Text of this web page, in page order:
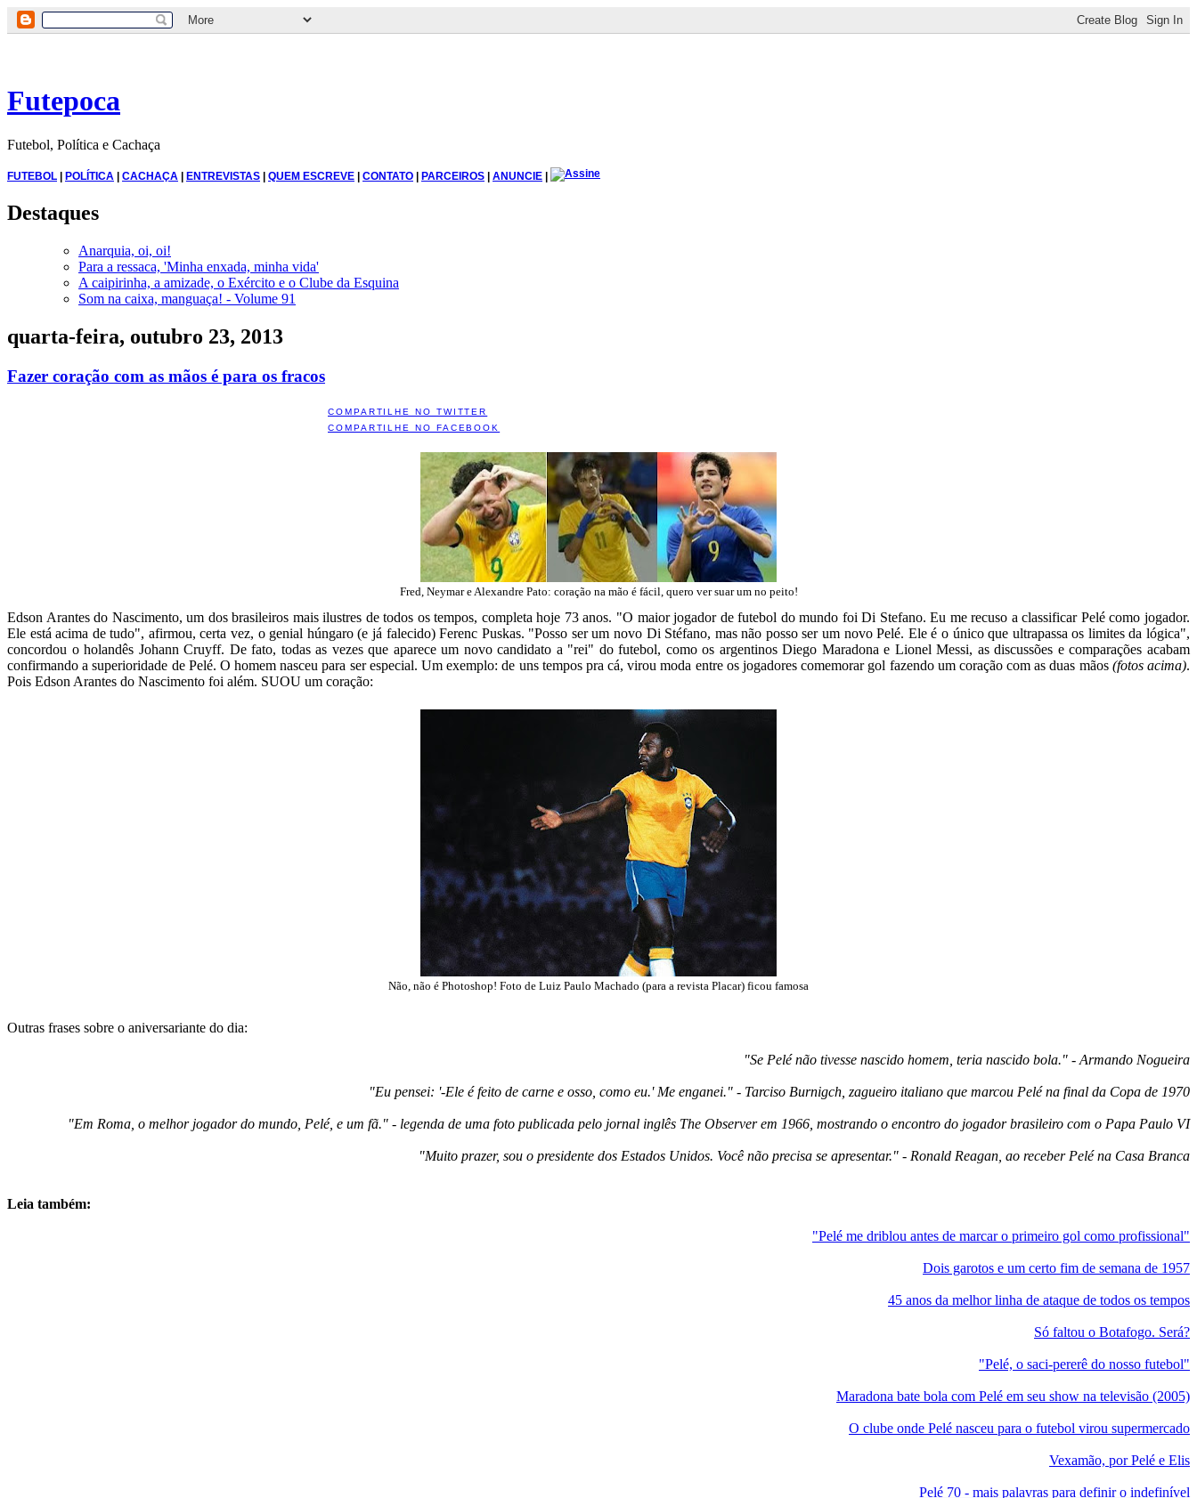
Futepoca
Futebol, Política e Cachaça
FUTEBOL | POLÍTICA | CACHAÇA | ENTREVISTAS | QUEM ESCREVE | CONTATO | PARCEIROS | ANUNCIE |
Destaques
Anarquia, oi, oi!
Para a ressaca, 'Minha enxada, minha vida'
A caipirinha, a amizade, o Exército e o Clube da Esquina
Som na caixa, manguaça! - Volume 91
quarta-feira, outubro 23, 2013
Fazer coração com as mãos é para os fracos
COMPARTILHE NO TWITTER
COMPARTILHE NO FACEBOOK
Fred, Neymar e Alexandre Pato: coração na mão é fácil, quero ver suar um no peito!
Edson Arantes do Nascimento, um dos brasileiros mais ilustres de todos os tempos, completa hoje 73 anos. "O maior jogador de futebol do mundo foi Di Stefano. Eu me recuso a classificar Pelé como jogador.
Ele está acima de tudo", afirmou, certa vez, o genial húngaro (e já falecido) Ferenc Puskas. "Posso ser um novo Di Stéfano, mas não posso ser um novo Pelé. Ele é o único que ultrapassa os limites da lógica",
concordou o holandês Johann Cruyff. De fato, todas as vezes que aparece um novo candidato a "rei" do futebol, como os argentinos Diego Maradona e Lionel Messi, as discussões e comparações acabam
confirmando a superioridade de Pelé. O homem nasceu para ser especial. Um exemplo: de uns tempos pra cá, virou moda entre os jogadores comemorar gol fazendo um coração com as duas mãos (fotos acima).
Pois Edson Arantes do Nascimento foi além. SUOU um coração:
Não, não é Photoshop! Foto de Luiz Paulo Machado (para a revista Placar) ficou famosa
Outras frases sobre o aniversariante do dia:
"Se Pelé não tivesse nascido homem, teria nascido bola." - Armando Nogueira
"Eu pensei: '-Ele é feito de carne e osso, como eu.' Me enganei." - Tarciso Burnigch, zagueiro italiano que marcou Pelé na final da Copa de 1970
"Em Roma, o melhor jogador do mundo, Pelé, e um fã." - legenda de uma foto publicada pelo jornal inglês The Observer em 1966, mostrando o encontro do jogador brasileiro com o Papa Paulo VI
"Muito prazer, sou o presidente dos Estados Unidos. Você não precisa se apresentar." - Ronald Reagan, ao receber Pelé na Casa Branca
Leia também:
"Pelé me driblou antes de marcar o primeiro gol como profissional"
Dois garotos e um certo fim de semana de 1957
45 anos da melhor linha de ataque de todos os tempos
Só faltou o Botafogo. Será?
"Pelé, o saci-pererê do nosso futebol"
Maradona bate bola com Pelé em seu show na televisão (2005)
O clube onde Pelé nasceu para o futebol virou supermercado
Vexamão, por Pelé e Elis
Pelé 70 - mais palavras para definir o indefinível